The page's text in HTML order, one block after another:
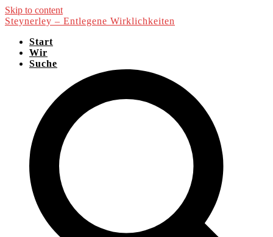
Skip to content
Steynerley – Entlegene Wirklichkeiten
Start
Wir
Suche